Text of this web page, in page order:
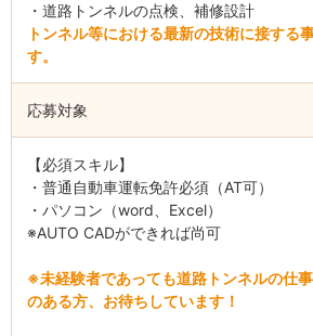
・道路トンネルの点検、補修設計
トンネル等における最新の技術に接する
す。
応募対象
【必須スキル】
・普通自動車運転免許必須（AT可）
・パソコン（word、Excel）
※AUTO CADができれば尚可
※未経験者であっても道路トンネルの仕
のある方、お待ちしています！